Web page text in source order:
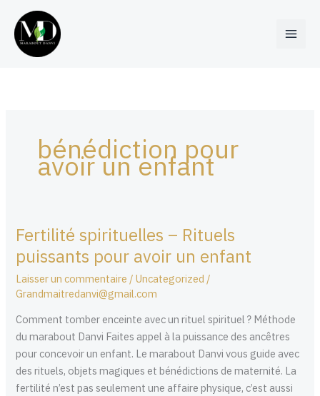
contenu
bénédiction pour
avoir un enfant
Fertilité spirituelles – Rituels
puissants pour avoir un enfant
Laisser un commentaire /Uncategorized /
Grandmaitredanvi@gmail.com
Comment tomber enceinte avec un rituel spirituel ? Méthode
du marabout Danvi Faites appel à la puissance des ancêtres
pour concevoir un enfant. Le marabout Danvi vous guide avec
des rituels, objets magiques et bénédictions de maternité. La
fertilité n’est pas seulement une affaire physique, c’est aussi
Fertilité
spirituelles
–
Rituels
puissants
pour
avoir
un
enfant